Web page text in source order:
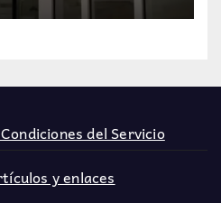
del Servicio
y enlaces